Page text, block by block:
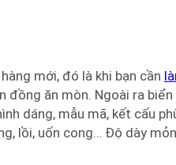
mới, đó là khi bạn cần
đồng ăn mòn. Ngoài ra
dáng, mẫu mã, kết cấu
lồi, uốn cong… Độ dày